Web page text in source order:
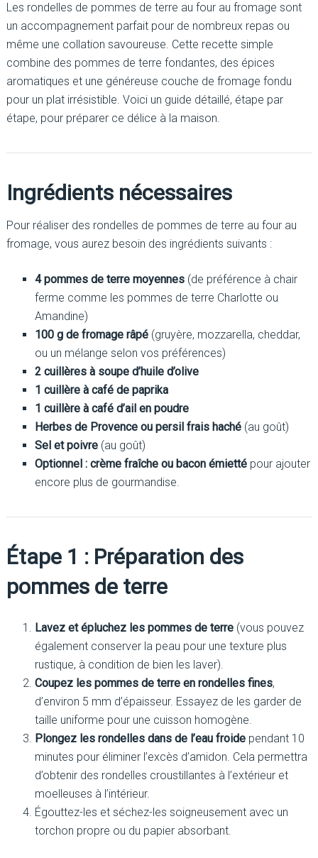
Les rondelles de pommes de terre au four au fromage sont
un accompagnement parfait pour de nombreux repas ou
même une collation savoureuse. Cette recette simple
combine des pommes de terre fondantes, des épices
aromatiques et une généreuse couche de fromage fondu
pour un plat irrésistible. Voici un guide détaillé, étape par
étape, pour préparer ce délice à la maison.
Ingrédients nécessaires
Pour réaliser des rondelles de pommes de terre au four au
fromage, vous aurez besoin des ingrédients suivants :
4 pommes de terre moyennes(de préférence à chair
ferme comme les pommes de terre Charlotte ou
Amandine)
100 g de fromage râpé(gruyère, mozzarella, cheddar,
ou un mélange selon vos préférences)
2 cuillères à soupe d’huile d’olive
1 cuillère à café de paprika
1 cuillère à café d’ail en poudre
Herbes de Provence ou persil frais haché(au goût)
Sel et poivre(au goût)
Optionnel : crème fraîche ou bacon émiettépour ajouter
encore plus de gourmandise.
Étape 1 : Préparation des
pommes de terre
Lavez et épluchez les pommes de terre(vous pouvez
également conserver la peau pour une texture plus
rustique, à condition de bien les laver).
Coupez les pommes de terre en rondelles fines,
d’environ 5 mm d’épaisseur. Essayez de les garder de
taille uniforme pour une cuisson homogène.
Plongez les rondelles dans de l’eau froidependant 10
minutes pour éliminer l’excès d’amidon. Cela permettra
d’obtenir des rondelles croustillantes à l’extérieur et
moelleuses à l’intérieur.
Égouttez-les et séchez-les soigneusement avec un
torchon propre ou du papier absorbant.